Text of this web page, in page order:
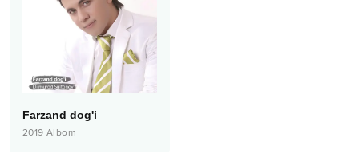
Farzand dog'i
2019 Albom